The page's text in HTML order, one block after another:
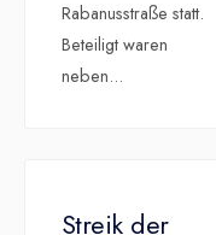
Rabanusstraße statt.
Beteiligt waren
neben...
Streik der